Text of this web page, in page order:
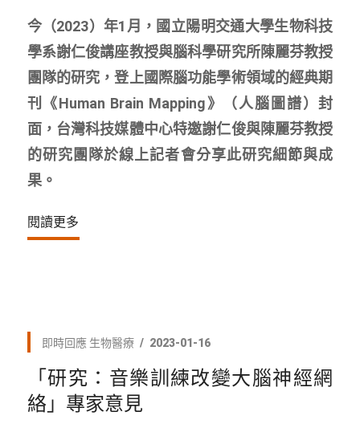
今（2023）年1月，國立陽明交通大學生物科技
學系謝仁俊講座教授與腦科學研究所陳麗芬教授
團隊的研究，登上國際腦功能學術領域的經典期
刊《Human Brain Mapping》（人腦圖譜）封
面，台灣科技媒體中心特邀謝仁俊與陳麗芬教授
的研究團隊於線上記者會分享此研究細節與成
果。
閱讀更多
即時回應 生物醫療 2023-01-16
「研究：音樂訓練改變大腦神經網
絡」專家意見